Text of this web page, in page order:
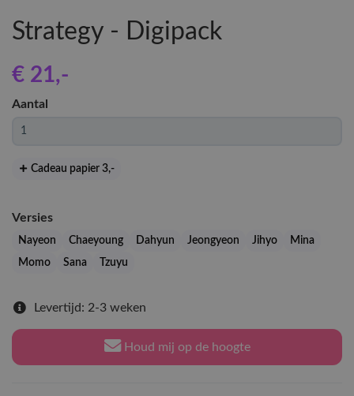
Strategy - Digipack
€ 21,-
Aantal
Cadeau papier 3,-
Versies
Nayeon Chaeyoung Dahyun Jeongyeon Jihyo
Mina
Momo
Sana Tzuyu
Levertijd: 2-3 weken
Houd mij op de hoogte